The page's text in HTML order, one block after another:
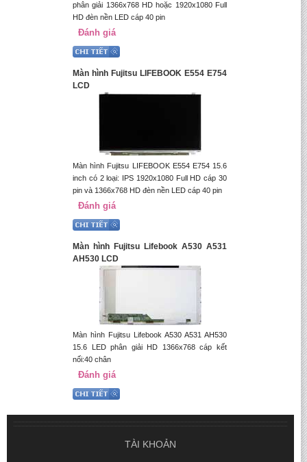
phân giải 1366x768 HD hoặc 1920x1080 Full
HD đèn nền LED cáp 40 pin
Đánh giá
Màn hình Fujitsu LIFEBOOK E554 E754
LCD
Màn hình Fujitsu LIFEBOOK E554 E754 15.6
inch có 2 loại: IPS 1920x1080 Full HD cáp 30
pin và 1366x768 HD đèn nền LED cáp 40 pin
Đánh giá
Màn hình Fujitsu Lifebook A530 A531
AH530 LCD
Màn hình Fujitsu Lifebook A530 A531 AH530
15.6 LED phân giải HD 1366x768 cáp kết
nối:40 chân
Đánh giá
TÀI KHOẢN